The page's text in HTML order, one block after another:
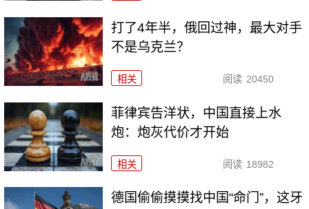
打了4年半，俄回过神，最大对手
不是乌克兰？
相关 阅读 20450
菲律宾告洋状，中国直接上水
炮：炮灰代价才开始
相关 阅读 18982
德国偷偷摸摸找中国“命门”，这牙